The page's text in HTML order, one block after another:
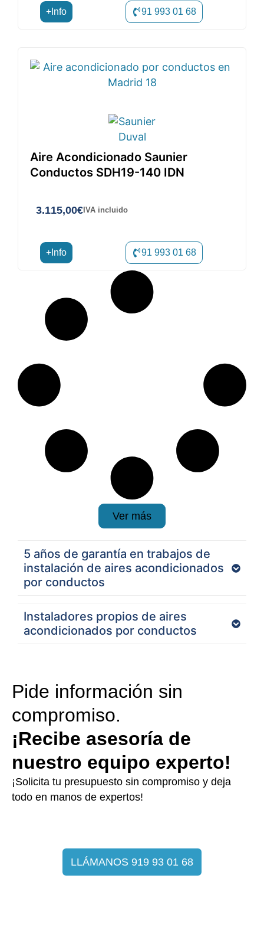
+Info 91 993 01 68
Aire Acondicionado Saunier
Conductos SDH19-140 IDN
3.115,00€ IVA incluido
+Info 91 993 01 68
Ver más
5 años de garantía en trabajos de
instalación de aires acondicionados
por conductos
Instaladores propios de aires
acondicionados por conductos
Pide información sin
compromiso.
¡Recibe asesoría de
nuestro equipo experto!
¡Solicita tu presupuesto sin compromiso y deja
todo en manos de expertos!
LLÁMANOS 919 93 01 68